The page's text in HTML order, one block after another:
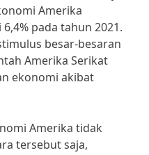
Amerika
pada tahun 2021.
besar-besaran
Amerika Serikat
ekonomi akibat
Amerika tidak
tersebut saja,